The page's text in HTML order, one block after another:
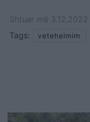
Shtuar më 3.12.2022
Tags:
vetehelmim